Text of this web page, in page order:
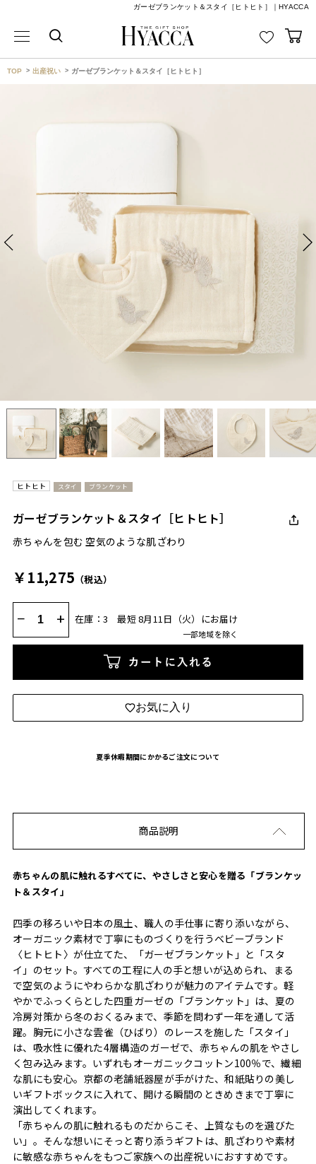
ガーゼブランケット＆スタイ［ヒトヒト］｜HYACCA
TOP 出産祝い ガーゼブランケット＆スタイ［ヒトヒト］
ヒトヒト スタイ ブランケット
ガーゼブランケット＆スタイ［ヒトヒト］
赤ちゃんを包む 空気のような肌ざわり
￥11,275 （税込）
− + 在庫：3 最短 8月11日（火）にお届け
一部地域を除く
カートに入れる
お気に入り
夏季休暇期間にかかるご注文について
商品説明
赤ちゃんの肌に触れるすべてに、やさしさと安心を贈る「ブランケッ
ト＆スタイ」
四季の移ろいや日本の風土、職人の手仕事に寄り添いながら、
オーガニック素材で丁寧にものづくりを行うベビーブランド
〈ヒトヒト〉が仕立てた、「ガーゼブランケット」と「スタ
イ」のセット。すべての工程に人の手と想いが込められ、まる
で空気のようにやわらかな肌ざわりが魅力のアイテムです。軽
やかでふっくらとした四重ガーゼの「ブランケット」は、夏の
冷房対策から冬のおくるみまで、季節を問わず一年を通して活
躍。胸元に小さな雲雀（ひばり）のレースを施した「スタイ」
は、吸水性に優れた4層構造のガーゼで、赤ちゃんの肌をやさし
く包み込みます。いずれもオーガニックコットン100％で、繊細
な肌にも安心。京都の老舗紙器屋が手がけた、和紙貼りの美し
いギフトボックスに入れて、開ける瞬間のときめきまで丁寧に
演出してくれます。
「赤ちゃんの肌に触れるものだからこそ、上質なものを選びた
い」。そんな想いにそっと寄り添うギフトは、肌ざわりや素材
に敏感な赤ちゃんをもつご家族への出産祝いにおすすめです。